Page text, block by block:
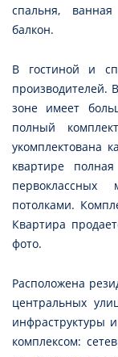
спальня,
балкон.
В гостиной и
производителей.
зоне имеет
полный
укомплектована
квартире
потолками.
Квартира
фото.
Расположена
центральных
инфраструктуры
комплексом: